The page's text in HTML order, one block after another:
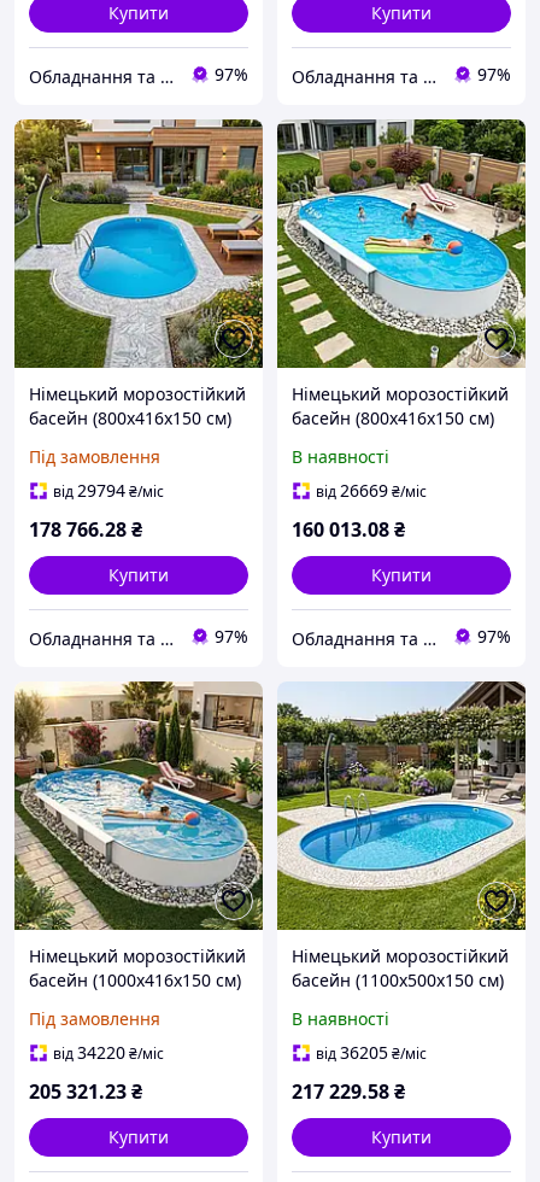
Купити
Обладнання та хімія для басейнів з доставкою по всій Україні 97%
Купити
Обладнання та хімія для басейнів з доставкою по всій Україні 97%
Німецький морозостійкий
басейн (800х416х150 см)
овальний, плівка 0.8 мм,
44 м³ металевий збірний
Під замовлення
від29794₴/міс
178 766.28₴
Купити
Обладнання та хімія для басейнів з доставкою по всій Україні 97%
Німецький морозостійкий
басейн (800х416х150 см)
овальний, плівка 0.6 мм,
44 м³ металевий збірний
В наявності
від26669₴/міс
160 013.08₴
Купити
Обладнання та хімія для басейнів з доставкою по всій Україні 97%
Німецький морозостійкий
басейн (1000х416х150 см)
овальний, плівка 0.8 мм,
62.4 м³ металевий
Під замовлення
від34220₴/міс
205 321.23₴
Купити
Німецький морозостійкий
басейн (1100х500х150 см)
овальний, плівка 0.6 мм,
82.5 м³ металевий
В наявності
від36205₴/міс
217 229.58₴
Купити